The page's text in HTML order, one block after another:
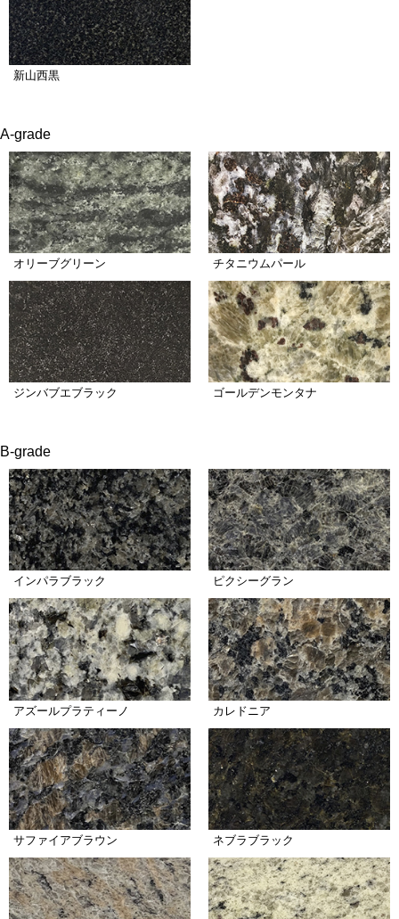
新山西黒
A-grade
オリーブグリーン チタニウムパール
ジンバブエブラック ゴールデンモンタナ
B-grade
インパラブラック ピクシーグラン
アズールプラティーノ カレドニア
サファイアブラウン ネブラブラック